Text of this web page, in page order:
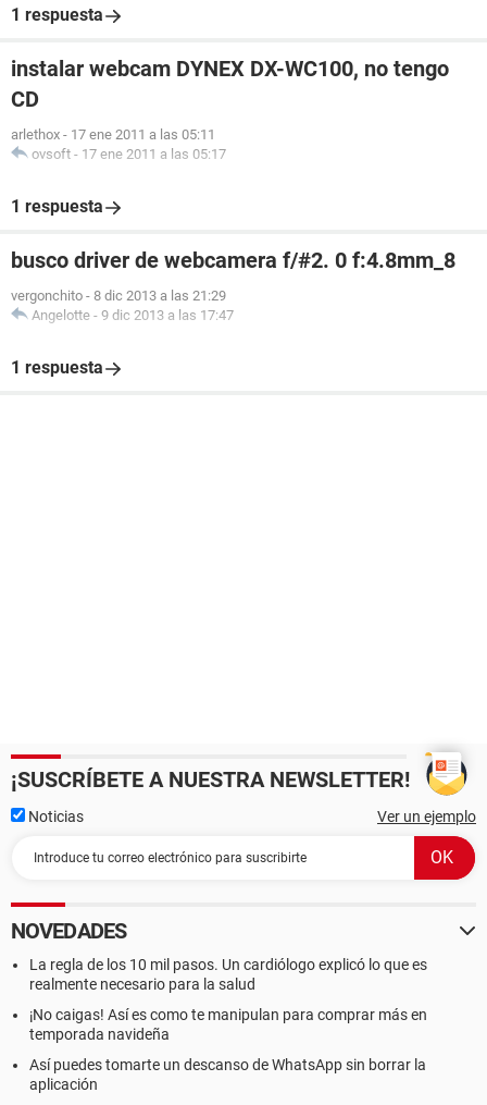
1 respuesta
instalar webcam DYNEX DX-WC100, no tengo
CD
arlethox - 17 ene 2011 a las 05:11
ovsoft - 17 ene 2011 a las 05:17
1 respuesta
busco driver de webcamera f/#2. 0 f:4.8mm_8
vergonchito - 8 dic 2013 a las 21:29
Angelotte - 9 dic 2013 a las 17:47
1 respuesta
¡SUSCRÍBETE A NUESTRA NEWSLETTER!
Noticias Ver un ejemplo
NOVEDADES
La regla de los 10 mil pasos. Un cardiólogo explicó lo que es
realmente necesario para la salud
¡No caigas! Así es como te manipulan para comprar más en
temporada navideña
Así puedes tomarte un descanso de WhatsApp sin borrar la
aplicación